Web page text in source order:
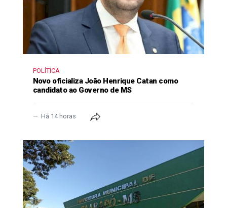
POLÍTICA
Novo oficializa João Henrique Catan como
candidato ao Governo de MS
Há 14 horas